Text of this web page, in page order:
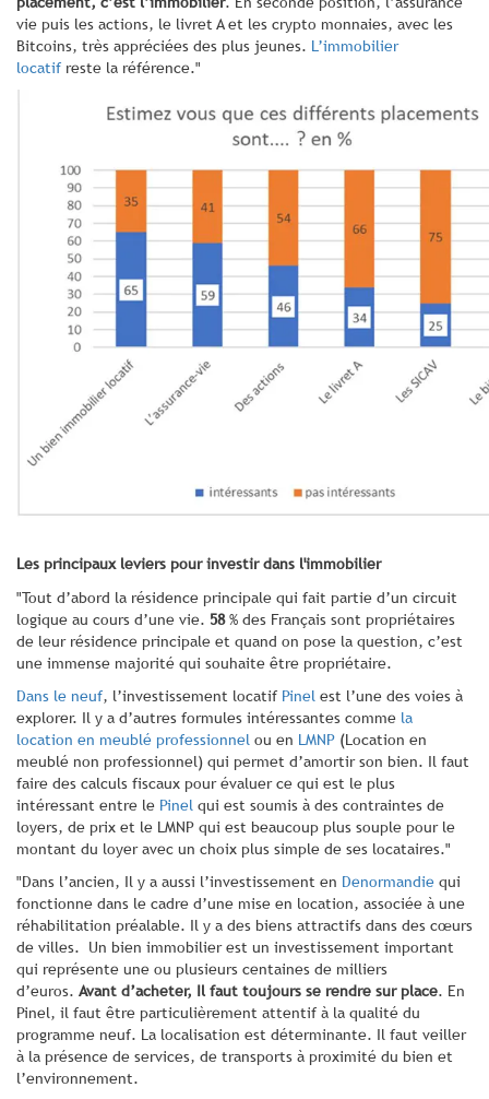
vie puis les actions, le livret A et les crypto monnaies, avec les
Bitcoins, très appréciées des plus jeunes. L’immobilier
locatif reste la référence."
Les principaux leviers pour investir dans l'immobilier
"Tout d’abord la résidence principale qui fait partie d’un circuit
logique au cours d’une vie. 58% des Français sont propriétaires
de leur résidence principale et quand on pose la question, c’est
une immense majorité qui souhaite être propriétaire.
Dans le neuf, l’investissement locatif Pinel est l’une des voies à
explorer. Il y a d’autres formules intéressantes comme la
location en meublé professionnel ou en LMNP (Location en
meublé non professionnel) qui permet d’amortir son bien. Il faut
faire des calculs fiscaux pour évaluer ce qui est le plus
intéressant entre le Pinel qui est soumis à des contraintes de
loyers, de prix et le LMNP qui est beaucoup plus souple pour le
montant du loyer avec un choix plus simple de ses locataires."
"Dans l’ancien, Il y a aussi l’investissement en Denormandie qui
fonctionne dans le cadre d’une mise en location, associée à une
réhabilitation préalable. Il y a des biens attractifs dans des cœurs
de villes. Un bien immobilier est un investissement important
qui représente une ou plusieurs centaines de milliers
d’euros. Avant d’acheter, Il faut toujours se rendre sur place. En
Pinel, il faut être particulièrement attentif à la qualité du
programme neuf. La localisation est déterminante. Il faut veiller
à la présence de services, de transports à proximité du bien et
l’environnement.